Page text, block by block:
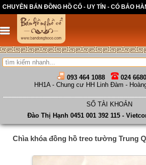
CHUYÊN BÁN ĐỒNG HỒ CỔ - UY TÍN - CÓ BẢO
093 464 1088
024
HH1A - Chung cư HH Linh Đàm -
SỐ TÀI KHOẢN
Đào Thị Hạnh 0451 001 392 115 -
Chìa khóa đồng hồ treo tường Trung